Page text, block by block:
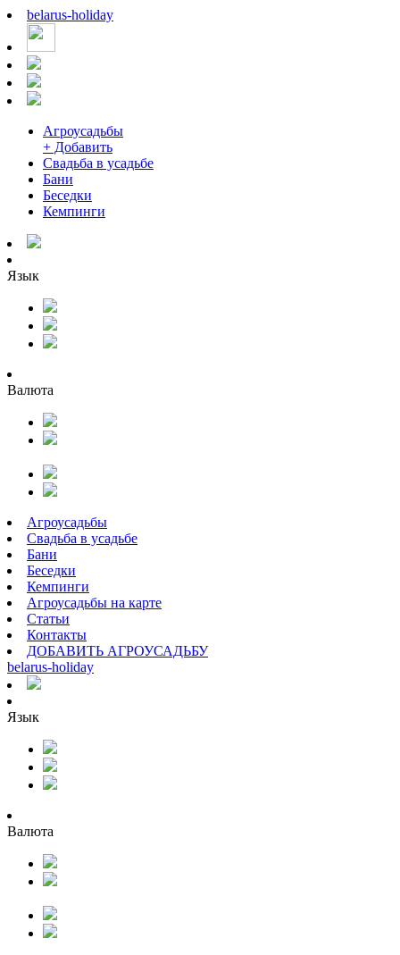
belarus-holiday
Агроусадьбы
+ Добавить
Свадьба в усадьбе
Бани
Беседки
Кемпинги
Язык
Валюта
Агроусадьбы
Свадьба в усадьбе
Бани
Беседки
Кемпинги
Агроусадьбы на карте
Статьи
Контакты
ДОБАВИТЬ АГРОУСАДЬБУ
belarus-holiday
Язык
Валюта